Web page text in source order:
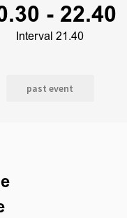
- 22.40
Interval 21.40
past event